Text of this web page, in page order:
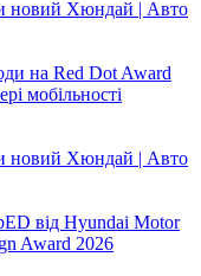
на Red Dot Award
мобільності
від Hyundai Motor
Award 2026